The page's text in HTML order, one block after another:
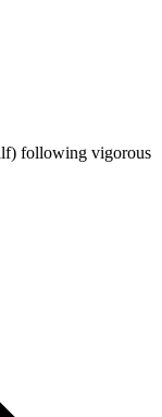
following vigorous